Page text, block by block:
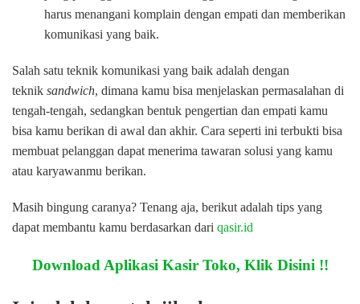
harus menangani komplain dengan empati dan memberikan
komunikasi yang baik.
Salah satu teknik komunikasi yang baik adalah dengan
teknik sandwich, dimana kamu bisa menjelaskan permasalahan di
tengah-tengah, sedangkan bentuk pengertian dan empati kamu
bisa kamu berikan di awal dan akhir. Cara seperti ini terbukti bisa
membuat pelanggan dapat menerima tawaran solusi yang kamu
atau karyawanmu berikan.
Masih bingung caranya? Tenang aja, berikut adalah tips yang
dapat membantu kamu berdasarkan dari qasir.id
Download Aplikasi Kasir Toko, Klik Disini !!